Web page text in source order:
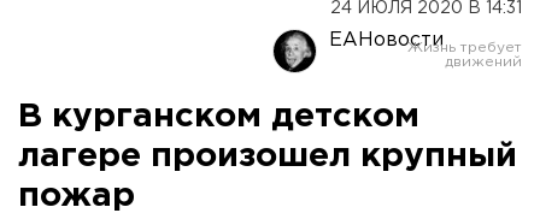
24 ИЮЛЯ 2020 В 14:31
ЕАНовости
В курганском детском
лагере произошел крупный
пожар